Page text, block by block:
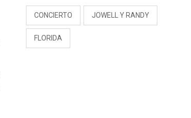
CONCIERTO JOWELL Y RANDY
FLORIDA